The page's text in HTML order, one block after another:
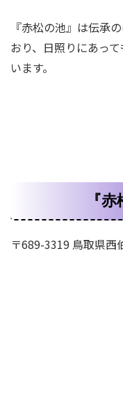
『赤松の池』は伝承
おり、日照りにあっ
います。
『
〒689-3319 鳥取県西